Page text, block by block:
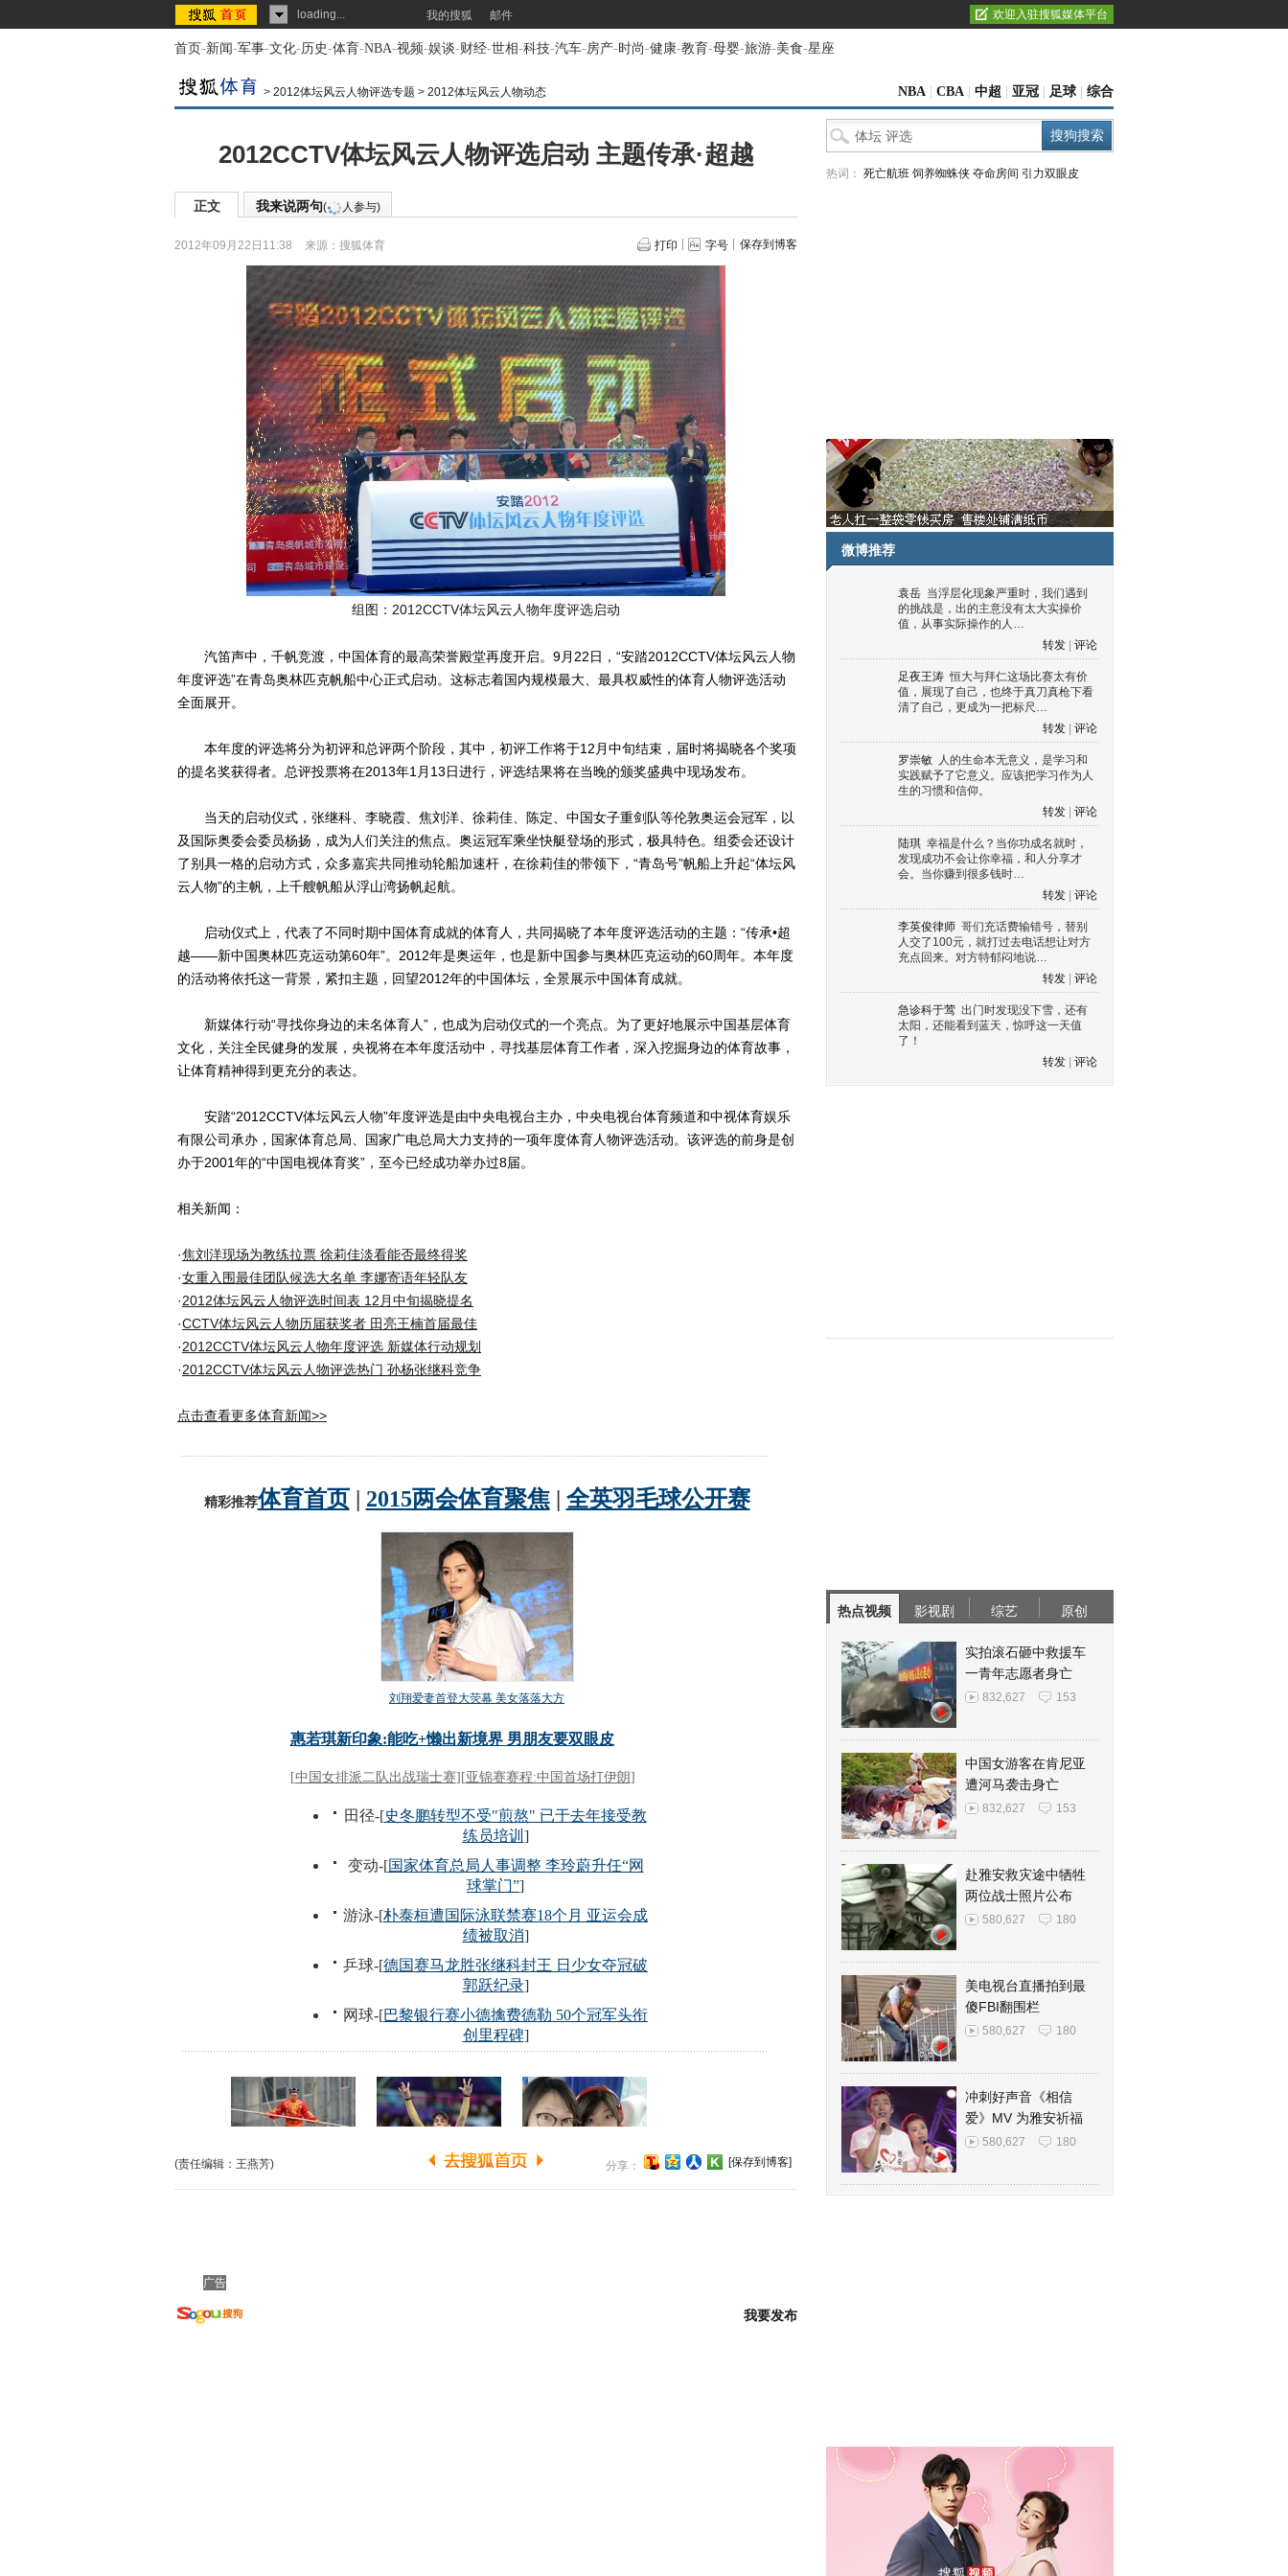
loading... 我的搜狐 邮件 欢迎入驻搜狐媒体平台
首页-新闻-军事-文化-历史-体育-NBA-视频-娱谈-财经-世相-科技-汽车-房产-时尚-健康-教育-母婴-旅游-美食-星座
> 2012体坛风云人物评选专题 > 2012体坛风云人物动态 NBA CBA 中超 亚冠 足球 综合
2012CCTV体坛风云人物评选启动 主题传承·超越
正文 我来说两句( 人参与)
2012年09月22日11:38 来源： 搜狐体育 打印 字号 保存到博客
组图：2012CCTV体坛风云人物年度评选启动
汽笛声中，千帆竞渡，中国体育的最高荣誉殿堂再度开启。9月22日，“安踏2012CCTV体坛风云人物
年度评选”在青岛奥林匹克帆船中心正式启动。这标志着国内规模最大、最具权威性的体育人物评选活动
全面展开。
本年度的评选将分为初评和总评两个阶段，其中，初评工作将于12月中旬结束，届时将揭晓各个奖项
的提名奖获得者。总评投票将在2013年1月13日进行，评选结果将在当晚的颁奖盛典中现场发布。
当天的启动仪式，张继科、李晓霞、焦刘洋、徐莉佳、陈定、中国女子重剑队等伦敦奥运会冠军，以
及国际奥委会委员杨扬，成为人们关注的焦点。奥运冠军乘坐快艇登场的形式，极具特色。组委会还设计
了别具一格的启动方式，众多嘉宾共同推动轮船加速杆，在徐莉佳的带领下，“青岛号”帆船上升起“体坛风
云人物”的主帆，上千艘帆船从浮山湾扬帆起航。
启动仪式上，代表了不同时期中国体育成就的体育人，共同揭晓了本年度评选活动的主题：“传承•超
越——新中国奥林匹克运动第60年”。2012年是奥运年，也是新中国参与奥林匹克运动的60周年。本年度
的活动将依托这一背景，紧扣主题，回望2012年的中国体坛，全景展示中国体育成就。
新媒体行动“寻找你身边的未名体育人”，也成为启动仪式的一个亮点。为了更好地展示中国基层体育
文化，关注全民健身的发展，央视将在本年度活动中，寻找基层体育工作者，深入挖掘身边的体育故事，
让体育精神得到更充分的表达。
安踏“2012CCTV体坛风云人物”年度评选是由中央电视台主办，中央电视台体育频道和中视体育娱乐
有限公司承办，国家体育总局、国家广电总局大力支持的一项年度体育人物评选活动。该评选的前身是创
办于2001年的“中国电视体育奖”，至今已经成功举办过8届。
相关新闻：
·焦刘洋现场为教练拉票 徐莉佳淡看能否最终得奖
·女重入围最佳团队候选大名单 李娜寄语年轻队友
·2012体坛风云人物评选时间表 12月中旬揭晓提名
·CCTV体坛风云人物历届获奖者 田亮王楠首届最佳
·2012CCTV体坛风云人物年度评选 新媒体行动规划
·2012CCTV体坛风云人物评选热门 孙杨张继科竞争
点击查看更多体育新闻>>
(责任编辑：王燕芳) 分享： [保存到博客]
广告
我要发布
热词： 死亡航班 饲养蜘蛛侠 夺命房间 引力双眼皮
微博推荐
袁岳 当浮层化现象严重时，我们遇到
的挑战是，出的主意没有太大实操价
值，从事实际操作的人…
转发
评论
足夜王涛 恒大与拜仁这场比赛太有价
值，展现了自己，也终于真刀真枪下看
清了自己，更成为一把标尺…
转发
评论
罗崇敏 人的生命本无意义，是学习和
实践赋予了它意义。应该把学习作为人
生的习惯和信仰。
转发
评论
陆琪 幸福是什么？当你功成名就时，
发现成功不会让你幸福，和人分享才
会。当你赚到很多钱时…
转发
评论
李英俊律师 哥们充话费输错号，替别
人交了100元，就打过去电话想让对方
充点回来。对方特郁闷地说…
转发
评论
急诊科于莺 出门时发现没下雪，还有
太阳，还能看到蓝天，惊呼这一天值
了！
转发
评论
热点视频 影视剧 综艺 原创
实拍滚石砸中救援车
一青年志愿者身亡
832,627 153
中国女游客在肯尼亚
遭河马袭击身亡
832,627 153
赴雅安救灾途中牺牲
两位战士照片公布
580,627 180
美电视台直播拍到最
傻FBI翻围栏
580,627 180
冲刺好声音《相信
爱》MV 为雅安祈福
580,627 180